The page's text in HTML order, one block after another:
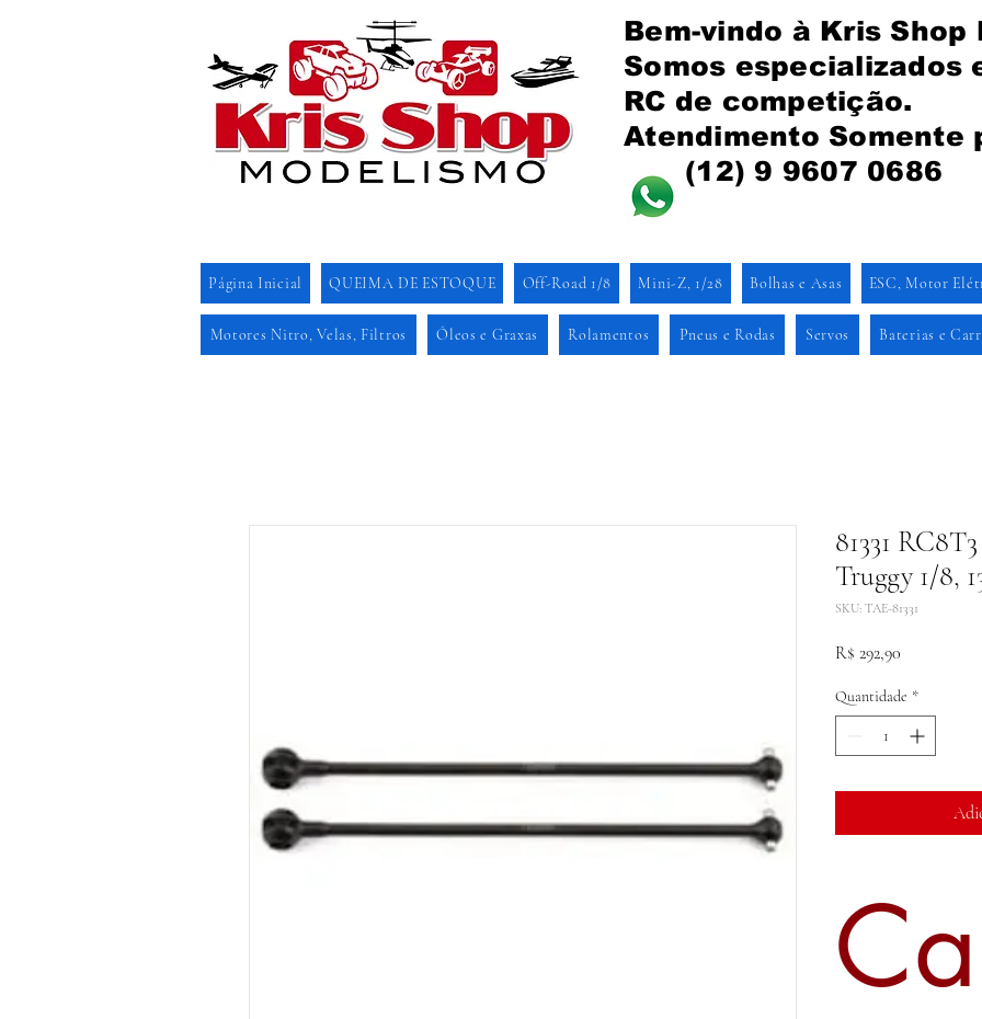
Bem-vindo à Kris Shop
Somos especializados
RC de competição.
Atendimento Somente
(12) 9 9607 0686
Página Inicial QUEIMA DE ESTOQUE Off-Road 1/8 Mini-Z, 1/28 Bolhas e Asas ESC, Motor
Motores Nitro, Velas, Filtros Óleos e Graxas Rolamentos Pneus e Rodas Servos Baterias e
81331
Truggy 1/8,
SKU: TAE-81331
R$ 292,90
Quantidade *